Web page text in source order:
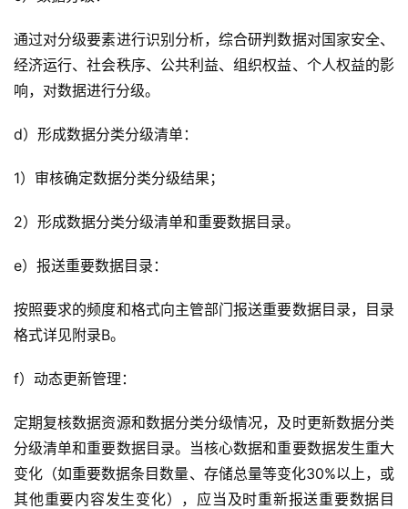
通过对分级要素进行识别分析，综合研判数据对国家安全、
经济运行、社会秩序、公共利益、组织权益、个人权益的影
响，对数据进行分级。
d）形成数据分类分级清单：
1）审核确定数据分类分级结果；
2）形成数据分类分级清单和重要数据目录。
e）报送重要数据目录：
按照要求的频度和格式向主管部门报送重要数据目录，目录
格式详见附录B。
f）动态更新管理：
定期复核数据资源和数据分类分级情况，及时更新数据分类
分级清单和重要数据目录。当核心数据和重要数据发生重大
变化（如重要数据条目数量、存储总量等变化30%以上，或
其他重要内容发生变化），应当及时重新报送重要数据目